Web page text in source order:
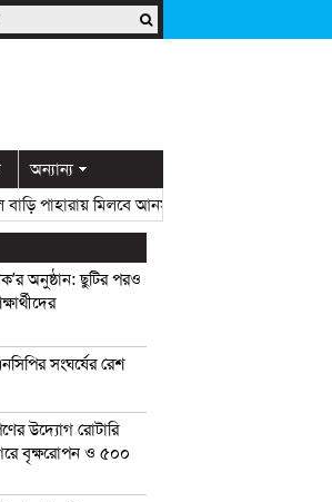
অন্যান্য
পাহারায় মিলবে আনসার সদস্য: ডিসি মামুন
অনুষ্ঠান: ছুটির পরও
সংঘর্ষের রেশ
উদ্যোগ রোটারি
বৃক্ষরোপন ও ৫০০